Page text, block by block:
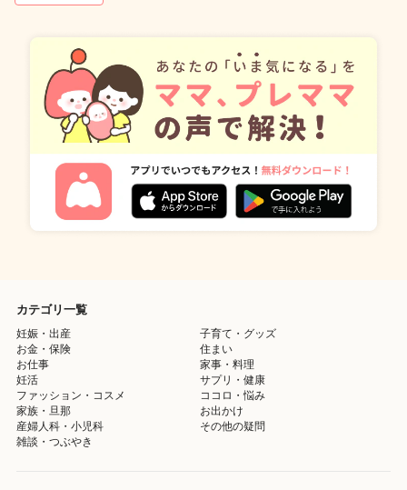
カテゴリ一覧
妊娠・出産
子育て・グッズ
お金・保険
住まい
お仕事
家事・料理
妊活
サプリ・健康
ファッション・コスメ
ココロ・悩み
家族・旦那
お出かけ
産婦人科・小児科
その他の疑問
雑談・つぶやき